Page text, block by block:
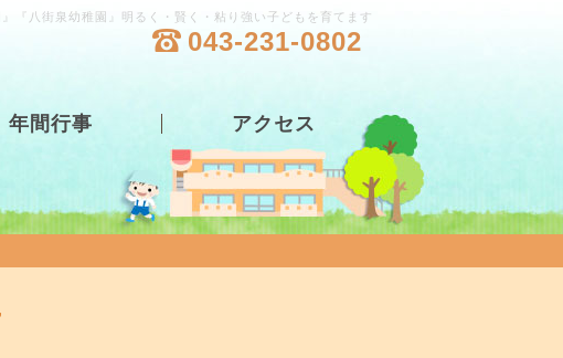
』『八街泉幼稚園』明るく・賢く・粘り強い子どもを育てます
043-231-0802
年間行事 アクセス